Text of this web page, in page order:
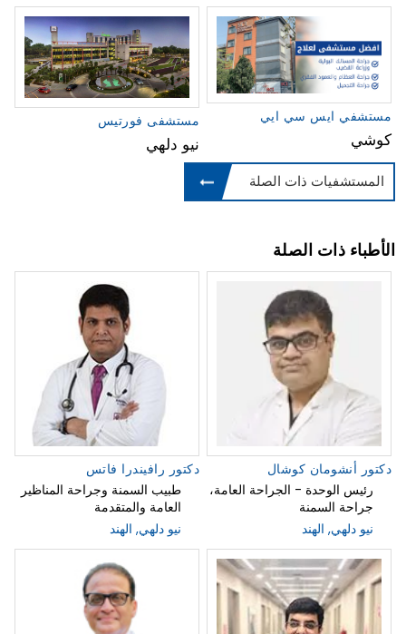
مستشفى فورتيس
نيو دلهي
مستشفي ايس سي ايي
كوشي
المستشفيات ذات الصلة
الأطباء ذات الصلة
دكتور رافيندرا فاتس
طبيب السمنة وجراحة المناظير
العامة والمتقدمة
نيو دلهي, الهند
دكتور أنشومان كوشال
رئيس الوحدة - الجراحة العامة،
جراحة السمنة
نيو دلهي, الهند